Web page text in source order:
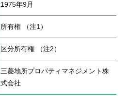
1975年9月
所有権 （注1）
区分所有権 （注2）
三菱地所プロパティマネジメント株
式会社